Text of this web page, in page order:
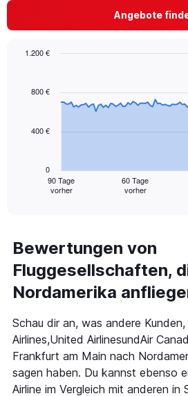
Range:
Angebote
Range:
91
categories.
The
chart
1
Y
axis
displaying
values.
Range:
90 Tage
vorher
60 Tage
vorher
0
400 €
800 €
1.200 €
Bewertungen von
Fluggesellschaften,
Nordamerika
Schau dir an, was andere
Airlines,United AirlinesundAir
Frankfurt am Main nach
sagen haben. Du kannst ebenso
Airline im Vergleich mit anderen in